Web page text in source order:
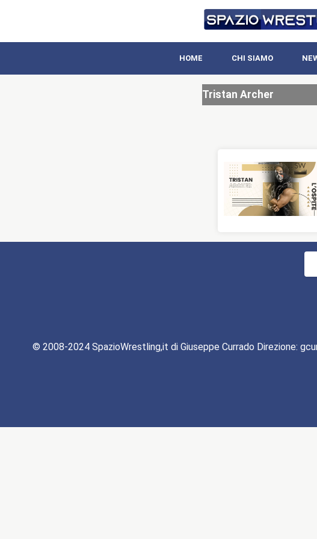
HOME CHI SIAMO
Tristan Archer
© 2008-2024 SpazioWrestling,it di Giuseppe Currado Direzione: